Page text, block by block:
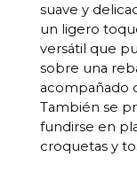
suave y
un ligero
versátil que
sobre una
acompañado
También se
fundirse en
croquetas y